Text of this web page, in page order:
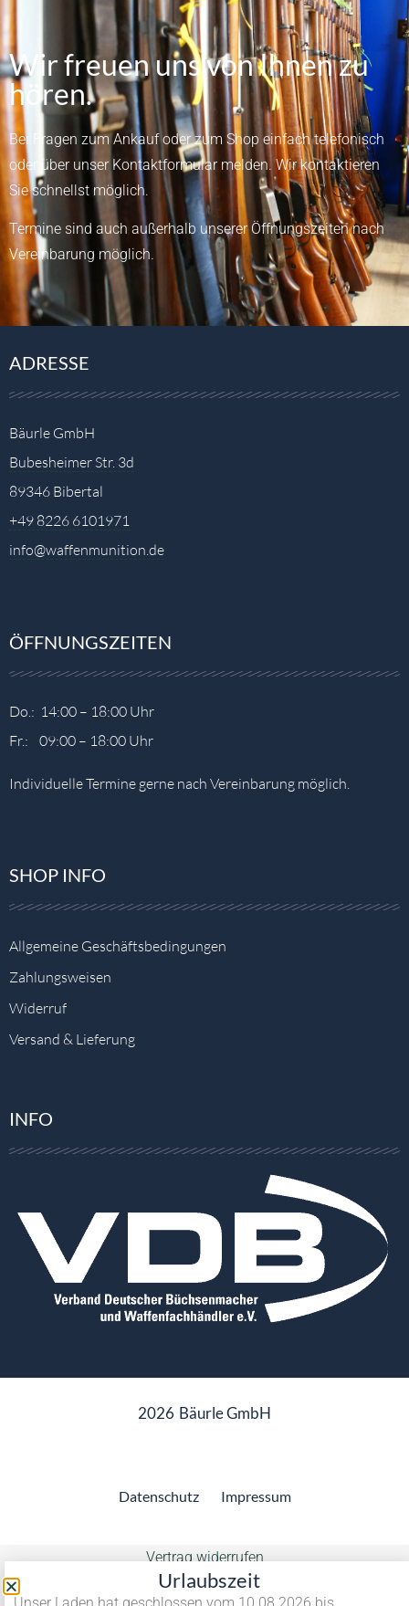
Wir freuen uns von Ihnen zu
hören.
Bei Fragen zum Ankauf oder zum Shop einfach telefonisch
oder über unser Kontaktformularmelden.Wir kontaktieren
Sie schnellst möglich.
Termine sind auch außerhalb unserer Öffnungszeiten nach
Vereinbarung möglich.
ADRESSE
Bäurle GmbH
Bubesheimer Str. 3d
89346 Bibertal
+49 8226 6101971
info@waffenmunition.de
ÖFFNUNGSZEITEN
Do.: 14:00 – 18:00 Uhr
Fr.: 09:00 – 18:00 Uhr
Individuelle Termine gerne nach Vereinbarung möglich.
SHOP INFO
Allgemeine Geschäftsbedingungen
Zahlungsweisen
Widerruf
Versand & Lieferung
INFO
2026 Bäurle GmbH
Datenschutz Impressum
Vertrag widerrufen
Urlaubszeit
Unser Laden hat geschlossen vom 10.08.2026 bis